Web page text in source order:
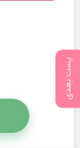
پست بعدی